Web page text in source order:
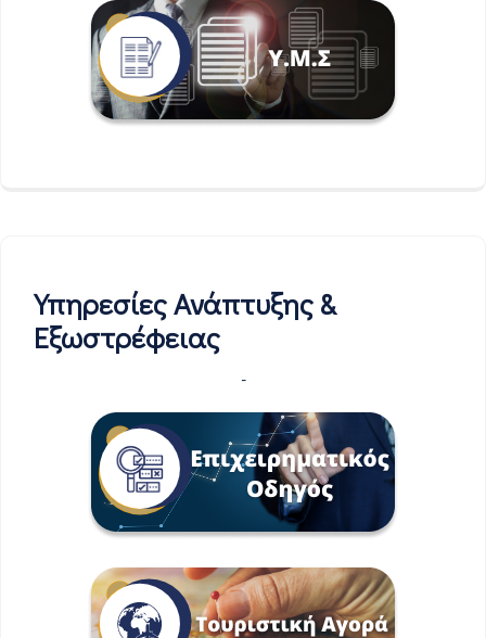
Υπηρεσίες Ανάπτυξης &
Εξωστρέφειας
-